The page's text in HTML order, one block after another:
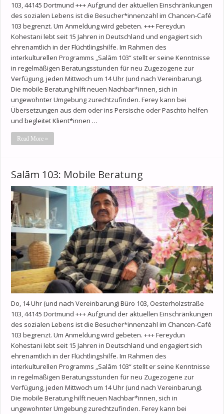
103, 44145 Dortmund +++ Aufgrund der aktuellen Einschränkungen
des sozialen Lebens ist die Besucher*innenzahl im Chancen-Café
103 begrenzt. Um Anmeldung wird gebeten. +++ Fereydun
Kohestani lebt seit 15 Jahren in Deutschland und engagiert sich
ehrenamtlich in der Flüchtlingshilfe. Im Rahmen des
interkulturellen Programms „Salām 103“ stellt er seine Kenntnisse
in regelmäßigen Beratungsstunden für neu Zugezogene zur
Verfügung, jeden Mittwoch um 14 Uhr (und nach Vereinbarung).
Die mobile Beratung hilft neuen Nachbar*innen, sich in
ungewohnter Umgebung zurechtzufinden. Ferey kann bei
Übersetzungen aus dem oder ins Persische oder Paschto helfen
und begleitet Klient*innen …
Read More »
Salām 103: Mobile Beratung
Do, 14 Uhr (und nach Vereinbarung) Büro 103, Oesterholzstraße
103, 44145 Dortmund +++ Aufgrund der aktuellen Einschränkungen
des sozialen Lebens ist die Besucher*innenzahl im Chancen-Café
103 begrenzt. Um Anmeldung wird gebeten. +++ Fereydun
Kohestani lebt seit 15 Jahren in Deutschland und engagiert sich
ehrenamtlich in der Flüchtlingshilfe. Im Rahmen des
interkulturellen Programms „Salām 103“ stellt er seine Kenntnisse
in regelmäßigen Beratungsstunden für neu Zugezogene zur
Verfügung, jeden Mittwoch um 14 Uhr (und nach Vereinbarung).
Die mobile Beratung hilft neuen Nachbar*innen, sich in
ungewohnter Umgebung zurechtzufinden. Ferey kann bei